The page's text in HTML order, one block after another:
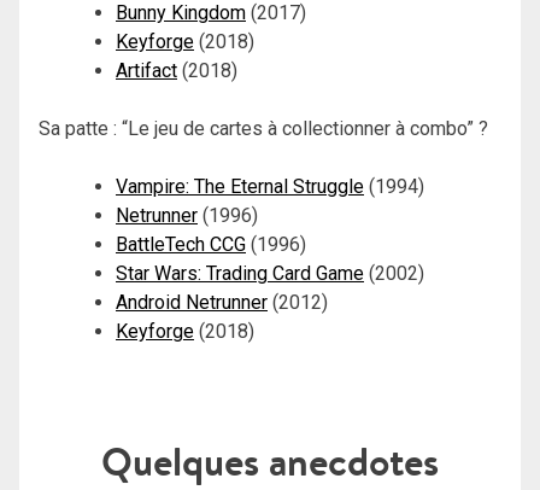
Bunny Kingdom (2017)
Keyforge (2018)
Artifact (2018)
Sa patte : “Le jeu de cartes à collectionner à combo” ?
Vampire: The Eternal Struggle (1994)
Netrunner (1996)
BattleTech CCG (1996)
Star Wars: Trading Card Game (2002)
Android Netrunner (2012)
Keyforge (2018)
Quelques anecdotes